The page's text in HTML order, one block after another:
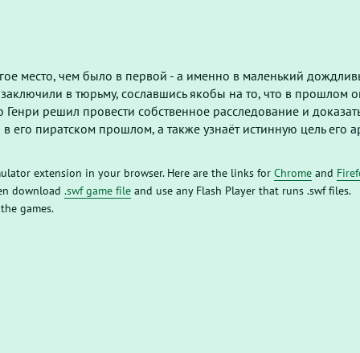
место, чем было в первой - а именно в маленький
в тюрьму, сославшись якобы на то, что в прошлом
решил провести собственное расследование и
его пиратском прошлом, а также узнаёт истинную цель его
extension in your browser. Here are the links for Chrome and
download .swf game file and use any Flash Player that runs .swf files.
games.